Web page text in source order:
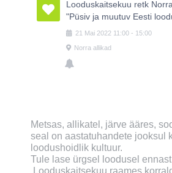
Looduskaitsekuu retk
"Püsiv ja muutuv Eesti
21 Mai 2022 11:00 - 15:00
Norra allikad
Metsas, allikatel, järve ääres,
seal on aastatuhandete jooksul
loodushoidlik kultuur.
Tule lase ürgsel loodusel
Looduskaitsekuu raames